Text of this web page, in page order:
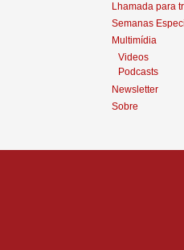
Lhamada para
Semanas
Multimídia
Videos
Podcasts
Newsletter
Sobre